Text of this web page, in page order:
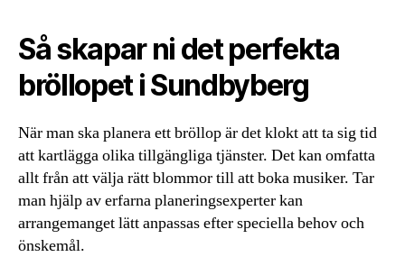
Så skapar ni det perfekta
bröllopet i Sundbyberg
När man ska planera ett bröllop är det klokt att ta sig tid
att kartlägga olika tillgängliga tjänster. Det kan omfatta
allt från att välja rätt blommor till att boka musiker. Tar
man hjälp av erfarna planeringsexperter kan
arrangemanget lätt anpassas efter speciella behov och
önskemål.